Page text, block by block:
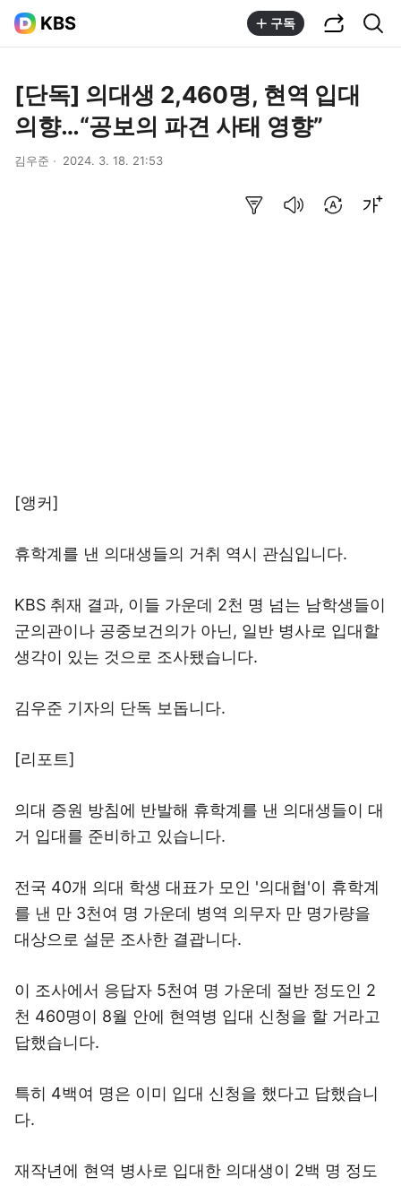
KBS 구독
[단독] 의대생 2,460명, 현역 입대
의향…“공보의 파견 사태 영향”
김우준 2024. 3. 18. 21:53
[앵커]
휴학계를 낸 의대생들의 거취 역시 관심입니다.
KBS 취재 결과, 이들 가운데 2천 명 넘는 남학생들이
군의관이나 공중보건의가 아닌, 일반 병사로 입대할
생각이 있는 것으로 조사됐습니다.
김우준 기자의 단독 보돕니다.
[리포트]
의대 증원 방침에 반발해 휴학계를 낸 의대생들이 대
거 입대를 준비하고 있습니다.
전국 40개 의대 학생 대표가 모인 '의대협'이 휴학계
를 낸 만 3천여 명 가운데 병역 의무자 만 명가량을
대상으로 설문 조사한 결괍니다.
이 조사에서 응답자 5천여 명 가운데 절반 정도인 2
천 460명이 8월 안에 현역병 입대 신청을 할 거라고
답했습니다.
특히 4백여 명은 이미 입대 신청을 했다고 답했습니
다.
재작년에 현역 병사로 입대한 의대생이 2백 명 정도